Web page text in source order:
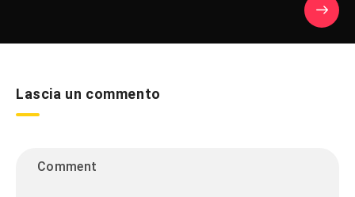
Lascia un commento